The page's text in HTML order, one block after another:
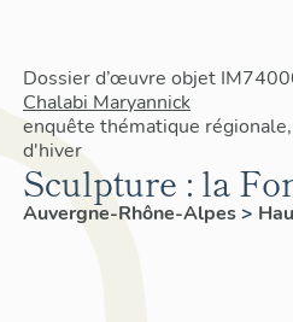
Dossier d’œuvre objet
Chalabi Maryannick
enquête thématique
d'hiver
Sculpture : la
Auvergne-Rhône-Alpes>